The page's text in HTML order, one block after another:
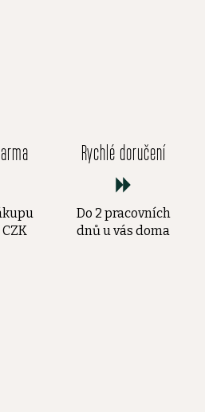
Rychlé doručení
Do 2 pracovních
dnů u vás doma